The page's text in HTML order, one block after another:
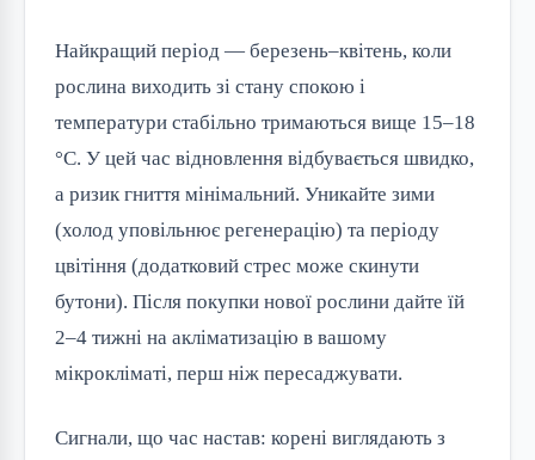
Найкращий період — березень–квітень, коли
рослина виходить зі стану спокою і
температури стабільно тримаються вище 15–18
°C. У цей час відновлення відбувається швидко,
а ризик гниття мінімальний. Уникайте зими
(холод уповільнює регенерацію) та періоду
цвітіння (додатковий стрес може скинути
бутони). Після покупки нової рослини дайте їй
2–4 тижні на акліматизацію в вашому
мікрокліматі, перш ніж пересаджувати.
Сигнали, що час настав: корені виглядають з